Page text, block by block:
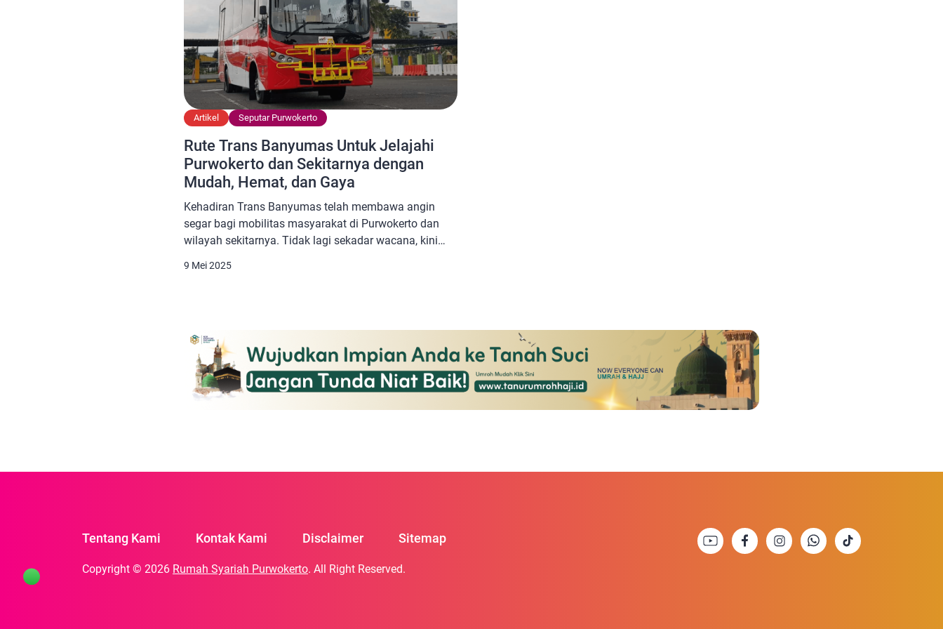
Artikel Seputar Purwokerto
Rute Trans Banyumas Untuk Jelajahi
Purwokerto dan Sekitarnya dengan
Mudah, Hemat, dan Gaya
Kehadiran Trans Banyumas telah membawa angin
segar bagi mobilitas masyarakat di Purwokerto dan
wilayah sekitarnya. Tidak lagi sekadar wacana, kini
menandakan sebuah langkah maju dalam penyediaan
[…]
9 Mei 2025
Tentang Kami Kontak Kami Disclaimer Sitemap
Copyright © 2026 Rumah Syariah Purwokerto. All Right Reserved.